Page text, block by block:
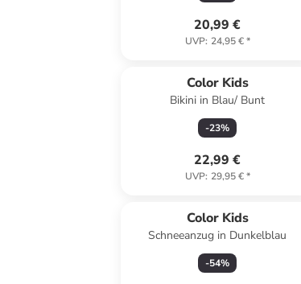
20,99 €
UVP: 24,95 €*
Color Kids
Bikini in Blau/ Bunt
-23%
22,99 €
UVP: 29,95 €*
Color Kids
Schneeanzug in Dunkelblau
-54%